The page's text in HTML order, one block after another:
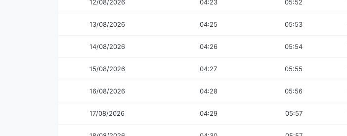
12/08/2026 04:23 05:52
13/08/2026 04:25 05:53
14/08/2026 04:26 05:54
15/08/2026 04:27 05:55
16/08/2026 04:28 05:56
17/08/2026 04:29 05:57